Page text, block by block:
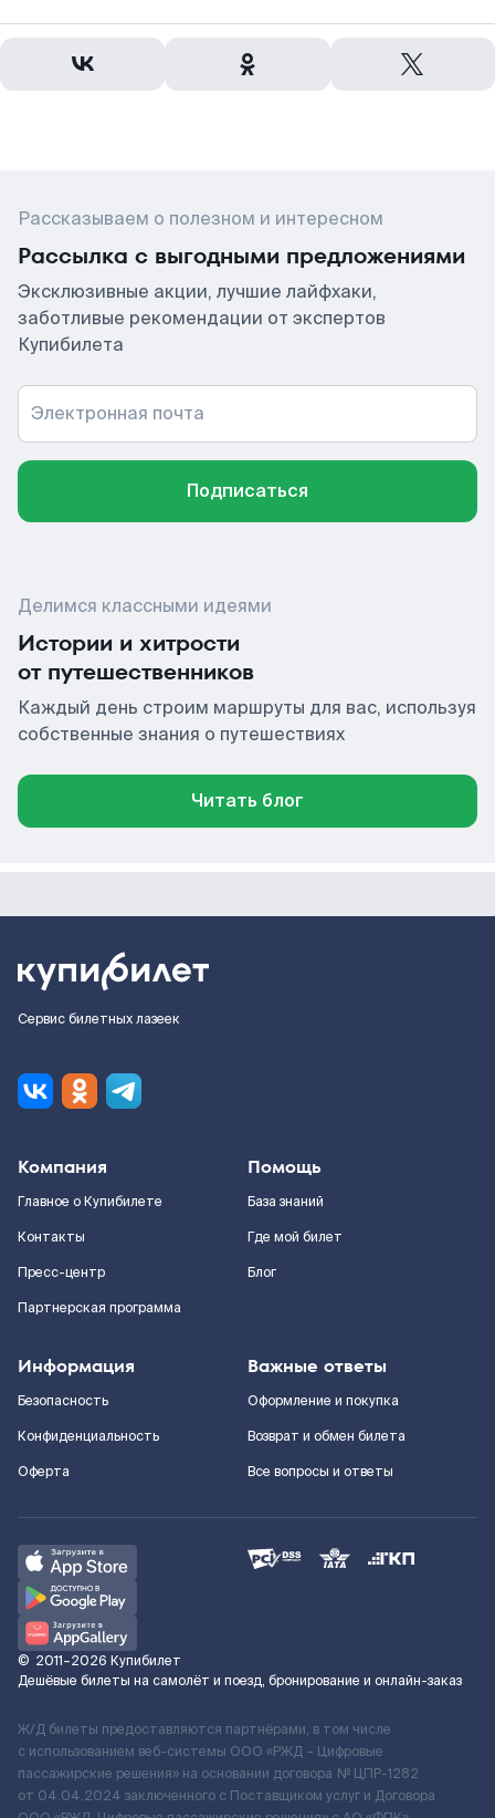
Рассказываем о полезном и интересном
Рассылка с выгодными предложениями
Эксклюзивные акции, лучшие лайфхаки,
заботливые рекомендации от экспертов
Купибилета
Электронная почта
Подписаться
Делимся классными идеями
Истории и хитрости
от путешественников
Каждый день строим маршруты для вас, используя
собственные знания о путешествиях
Читать блог
Сервис билетных лазеек
Компания
Главное о Купибилете
Контакты
Пресс-центр
Партнерская программа
Помощь
База знаний
Где мой билет
Блог
Информация
Безопасность
Конфиденциальность
Оферта
Важные ответы
Оформление и покупка
Возврат и обмен билета
Все вопросы и ответы
© 2011–2026 Купибилет
Дешёвые билеты на самолёт и поезд, бронирование и онлайн-заказ
Ж/Д билеты предоставляются партнёрами, в том числе
с использованием веб-системы ООО «РЖД – Цифровые
пассажирские решения» на основании договора № ЦПР-1282
от 04.04.2024 заключенного с Поставщиком услуг и Договора